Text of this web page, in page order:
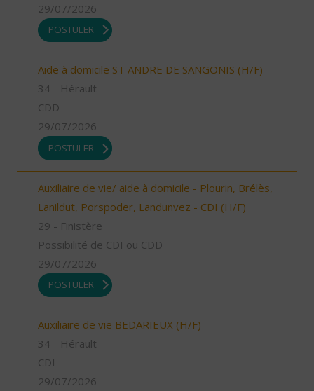
29/07/2026
POSTULER
Aide à domicile ST ANDRE DE SANGONIS (H/F)
34 - Hérault
CDD
29/07/2026
POSTULER
Auxiliaire de vie/ aide à domicile - Plourin, Brélès,
Lanildut, Porspoder, Landunvez - CDI (H/F)
29 - Finistère
Possibilité de CDI ou CDD
29/07/2026
POSTULER
Auxiliaire de vie BEDARIEUX (H/F)
34 - Hérault
CDI
29/07/2026